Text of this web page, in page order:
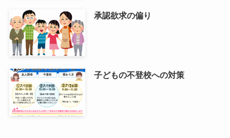
承認欲求の偏り
子どもの不登校への対策